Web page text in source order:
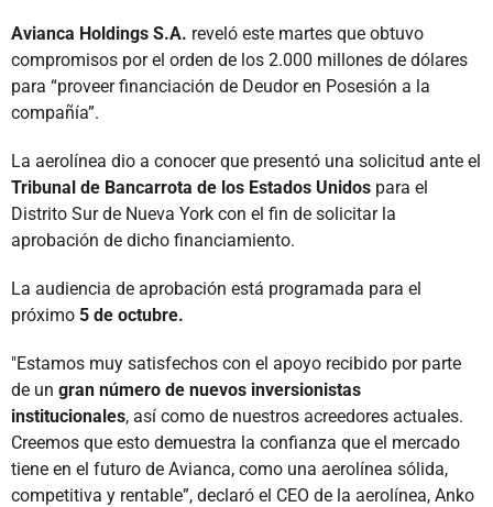
Avianca Holdings S.A. reveló este martes que obtuvo
compromisos por el orden de los 2.000 millones de dólares
para “proveer financiación de Deudor en Posesión a la
compañía”.
La aerolínea dio a conocer que presentó una solicitud ante el
Tribunal de Bancarrota de los Estados Unidos para el
Distrito Sur de Nueva York con el fin de solicitar la
aprobación de dicho financiamiento.
La audiencia de aprobación está programada para el
próximo 5 de octubre.
"Estamos muy satisfechos con el apoyo recibido por parte
de un gran número de nuevos inversionistas
institucionales, así como de nuestros acreedores actuales.
Creemos que esto demuestra la confianza que el mercado
tiene en el futuro de Avianca, como una aerolínea sólida,
competitiva y rentable”, declaró el CEO de la aerolínea, Anko